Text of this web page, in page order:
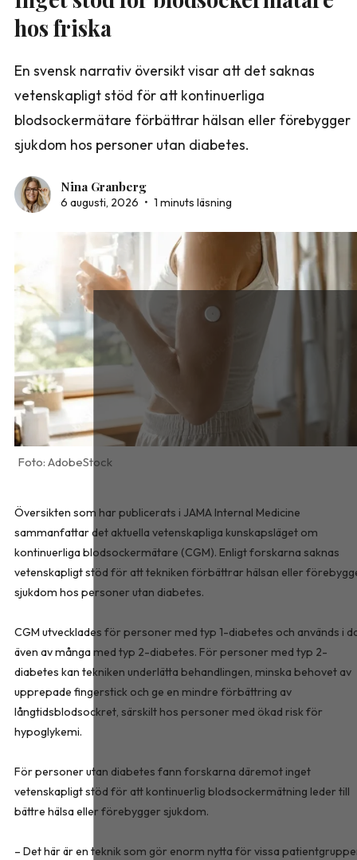
hos friska
En svensk narrativ översikt visar att det saknas
vetenskapligt stöd för att kontinuerliga
blodsockermätare förbättrar hälsan eller förebygger
sjukdom hos personer utan diabetes.
Nina Granberg
6 augusti, 2026 • 1 minuts läsning
AdobeStock
Översikten som har publicerats i JAMA Internal Medicine
sammanfattar det aktuella vetenskapliga kunskapsläget om
kontinuerliga blodsockermätare (CGM). Enligt forskarna saknas
vetenskapligt stöd för att tekniken förbättrar hälsan eller
sjukdom hos personer utan diabetes.
CGM utvecklades för personer med typ 1-diabetes och används i
även av många med typ 2-diabetes. För personer med typ 2-
diabetes kan tekniken underlätta behandlingen, minska behovet av
upprepade fingerstick och ge en mindre förbättring av
långtidsblodsockret, särskilt hos personer med ökad risk för
hypoglykemi.
För personer utan diabetes fann forskarna däremot inget
vetenskapligt stöd för att kontinuerlig blodsockermätning leder till
bättre hälsa eller förebygger sjukdom.
– Det här är en teknik som gör enorm nytta för vissa